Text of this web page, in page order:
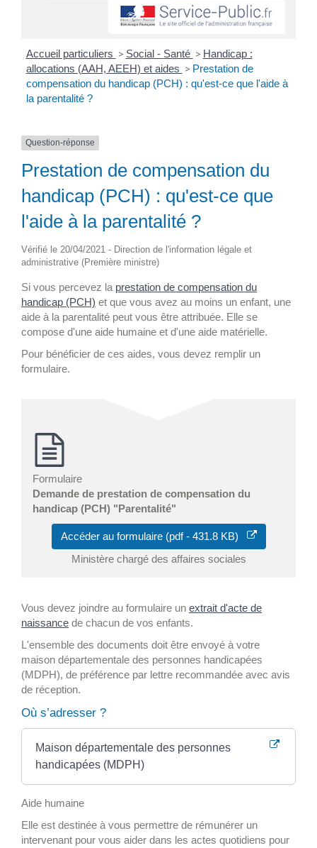
Accueil particuliers > Social - Santé > Handicap :
allocations (AAH, AEEH) et aides > Prestation de
compensation du handicap (PCH) : qu'est-ce que l'aide à
la parentalité ?
Question-réponse
Prestation de compensation du
handicap (PCH) : qu'est-ce que
l'aide à la parentalité ?
Vérifié le 20/04/2021 - Direction de l'information légale et
administrative (Première ministre)
Si vous percevez la prestation de compensation du
handicap (PCH) et que vous avez au moins un enfant, une
aide à la parentalité peut vous être attribuée. Elle se
compose d'une aide humaine et d'une aide matérielle.
Pour bénéficier de ces aides, vous devez remplir un
formulaire.
Formulaire
Demande de prestation de compensation du
handicap (PCH) "Parentalité"
Accéder au formulaire (pdf - 431.8 KB)
Ministère chargé des affaires sociales
Vous devez joindre au formulaire un extrait d'acte de
naissance de chacun de vos enfants.
L'ensemble des documents doit être envoyé à votre
maison départementale des personnes handicapées
(MDPH), de préférence par lettre recommandée avec avis
de réception.
Où s’adresser ?
Maison départementale des personnes
handicapées (MDPH)
Aide humaine
Elle est destinée à vous permettre de rémunérer un
intervenant pour vous aider dans les actes quotidiens pour